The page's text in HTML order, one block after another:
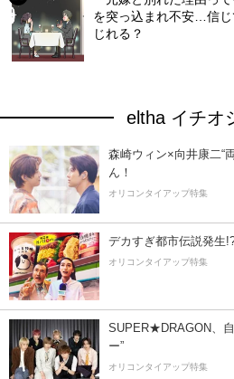
を突っ込まれ不安…信
じれる？
eltha イチオ
森崎ウィン×向井康二“
ん！
オリコンタイアップ特集
デカすぎ都市伝説発生
オリコンタイアップ特集
SUPER★DRAGON、
ー”
オリコンタイアップ特集